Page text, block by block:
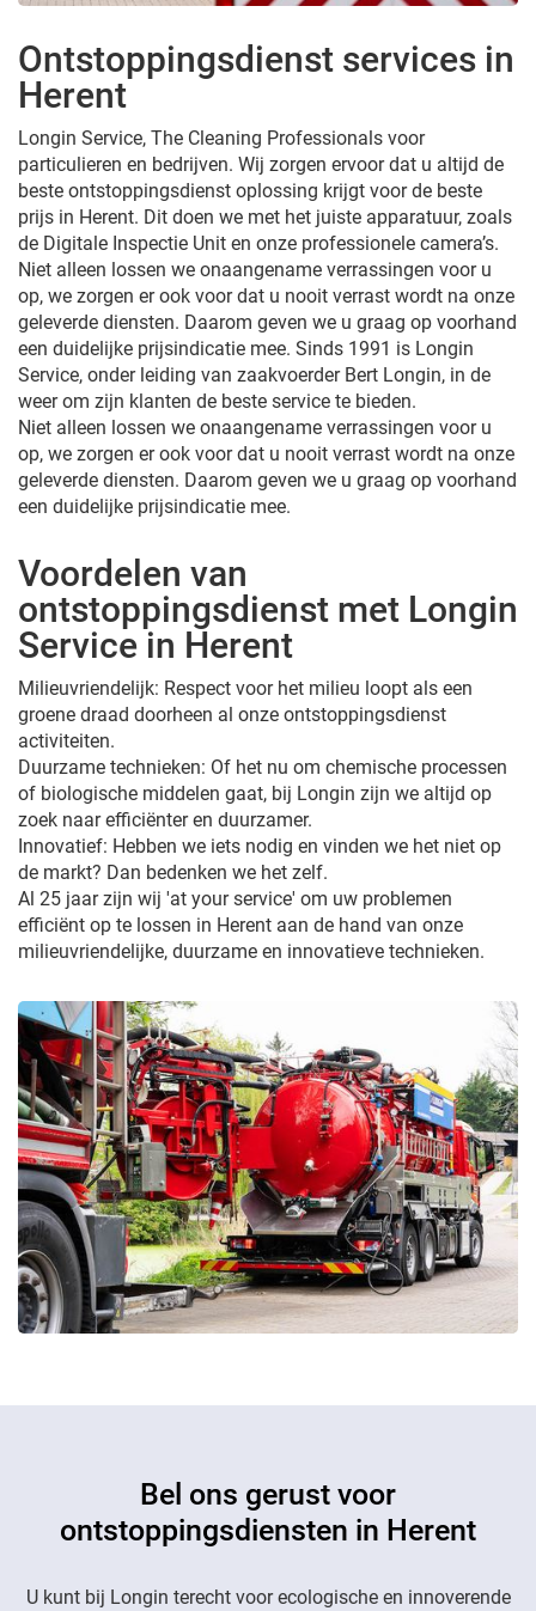
Ontstoppingsdienst services in
Herent
Longin Service, The Cleaning Professionals voor
particulieren en bedrijven. Wij zorgen ervoor dat u altijd de
beste ontstoppingsdienst oplossing krijgt voor de beste
prijs in Herent. Dit doen we met het juiste apparatuur, zoals
de Digitale Inspectie Unit en onze professionele camera’s.
Niet alleen lossen we onaangename verrassingen voor u
op, we zorgen er ook voor dat u nooit verrast wordt na onze
geleverde diensten. Daarom geven we u graag op voorhand
een duidelijke prijsindicatie mee. Sinds 1991 is Longin
Service, onder leiding van zaakvoerder Bert Longin, in de
weer om zijn klanten de beste service te bieden.
Niet alleen lossen we onaangename verrassingen voor u
op, we zorgen er ook voor dat u nooit verrast wordt na onze
geleverde diensten. Daarom geven we u graag op voorhand
een duidelijke prijsindicatie mee.
Voordelen van
ontstoppingsdienst met Longin
Service in Herent
Milieuvriendelijk: Respect voor het milieu loopt als een
groene draad doorheen al onze ontstoppingsdienst
activiteiten.
Duurzame technieken: Of het nu om chemische processen
of biologische middelen gaat, bij Longin zijn we altijd op
zoek naar efficiënter en duurzamer.
Innovatief: Hebben we iets nodig en vinden we het niet op
de markt? Dan bedenken we het zelf.
Al 25 jaar zijn wij 'at your service' om uw problemen
efficiënt op te lossen in Herent aan de hand van onze
milieuvriendelijke, duurzame en innovatieve technieken.
Bel ons gerust voor
ontstoppingsdiensten in Herent
U kunt bij Longin terecht voor ecologische en innoverende